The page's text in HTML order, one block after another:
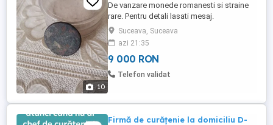
10
De vanzare monede romanesti si straine
rare. Pentru detali lasati mesaj.
Suceava, Suceava
azi 21:35
9 000 RON
Telefon validat
Firmă de curățenie la domiciliu D-